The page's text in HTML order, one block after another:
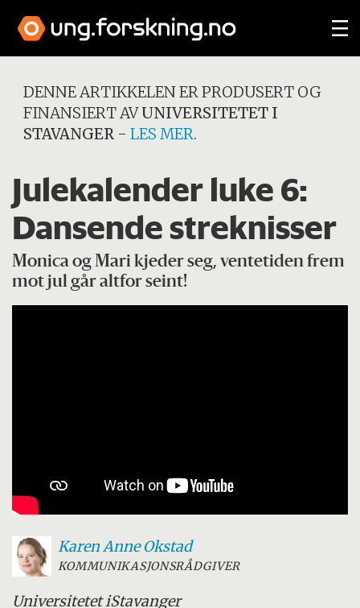
DENNE ARTIKKELEN ER PRODUSERT OG
FINANSIERT AVUNIVERSITETET I
STAVANGER -LES MER.
Julekalender luke 6:
Dansende streknisser
Monica og Mari kjeder seg, ventetiden frem
mot jul går altfor seint!
Karen Anne Okstad
KOMMUNIKASJONSRÅDGIVER
Universitetet iStavanger